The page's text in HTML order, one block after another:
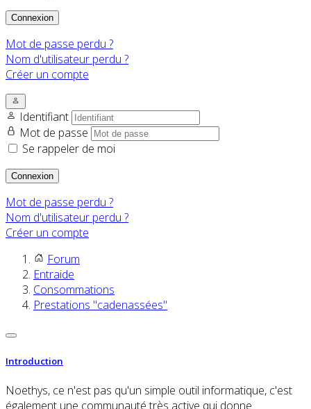
Connexion
Mot de passe perdu ?
Nom d'utilisateur perdu ?
Créer un compte
Identifiant
Mot de passe
Se rappeler de moi
Connexion
Mot de passe perdu ?
Nom d'utilisateur perdu ?
Créer un compte
Forum
Entraide
Consommations
Prestations "cadenassées"
Introduction
Noethys, ce n'est pas qu'un simple outil informatique, c'est
également une communauté très active qui donne